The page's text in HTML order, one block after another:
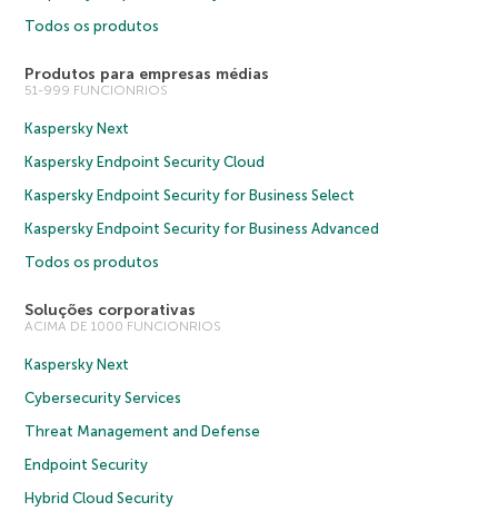
Todos os produtos
Produtos para empresas médias
51-999 FUNCIONRIOS
Kaspersky Next
Kaspersky Endpoint Security Cloud
Kaspersky Endpoint Security for Business Select
Kaspersky Endpoint Security for Business Advanced
Todos os produtos
Soluções corporativas
ACIMA DE 1000 FUNCIONRIOS
Kaspersky Next
Cybersecurity Services
Threat Management and Defense
Endpoint Security
Hybrid Cloud Security